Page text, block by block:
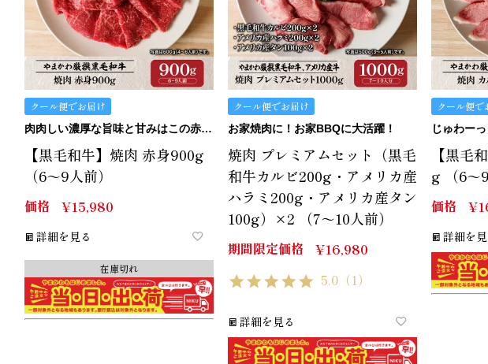
クール便でお届け
肉肉しい濃厚な旨味と甘みはこの赤身。
【黒毛和牛】焼肉 赤身900g
（6～9人前）
価格 ¥15,980
詳細を見る
在庫切れ
クール便でお届け
お家焼肉に！お家BBQに大活躍！
焼肉 プレミアムセット（黒毛
和牛カルビ200g・アメリカ産
ハラミ200g・アメリカ産タン
100g）×2 （7～10人前）
期間限定価格 ¥16,980
5.0 （1）
詳細を見る
クール便で
【黒毛
g （6～9
価格 ¥
詳細を見